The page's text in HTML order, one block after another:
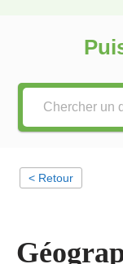
< Retour